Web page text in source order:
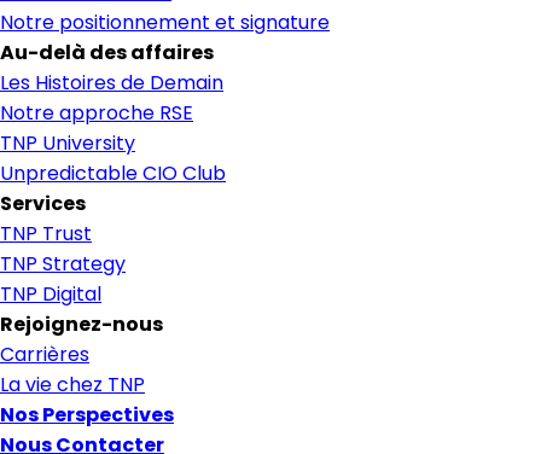
Notre positionnement et signature
Au-delà des affaires
Les Histoires de Demain
Notre approche RSE
TNP University
Unpredictable CIO Club
Services
TNP Trust
TNP Strategy
TNP Digital
Rejoignez-nous
Carrières
La vie chez TNP
Nos Perspectives
Nous Contacter